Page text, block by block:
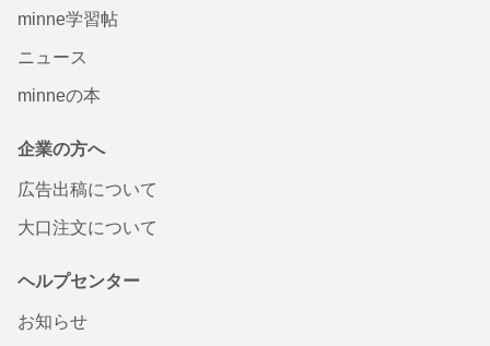
minne学習帖
ニュース
minneの本
企業の方へ
広告出稿について
大口注文について
ヘルプセンター
お知らせ